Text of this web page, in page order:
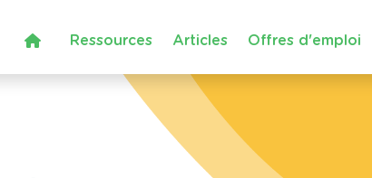
Ressources Articles Offres d'emploi